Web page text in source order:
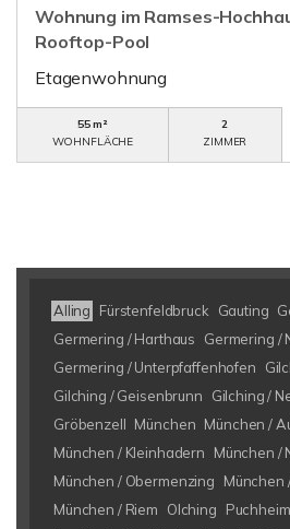
Wohnung im Ramses-
Rooftop-Pool
Etagenwohnung
55 m²
WOHNFLÄCHE
2
ZIMMER
Alling Fürstenfeldbruck Gauting
Germering / Harthaus
Germering /
Germering / Unterpfaffenhofen
Gilching / Geisenbrunn
Gilching /
Gröbenzell München München /
München / Kleinhadern
München /
München / Obermenzing
München
München / Riem
Olching
Puchheim